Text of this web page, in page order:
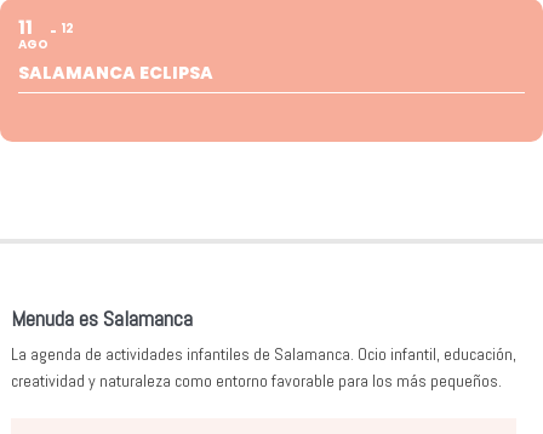
11
AGO
12
SALAMANCA ECLIPSA
Menuda es Salamanca
La agenda de actividades infantiles de Salamanca. Ocio infantil, educación,
creatividad y naturaleza como entorno favorable para los más pequeños.